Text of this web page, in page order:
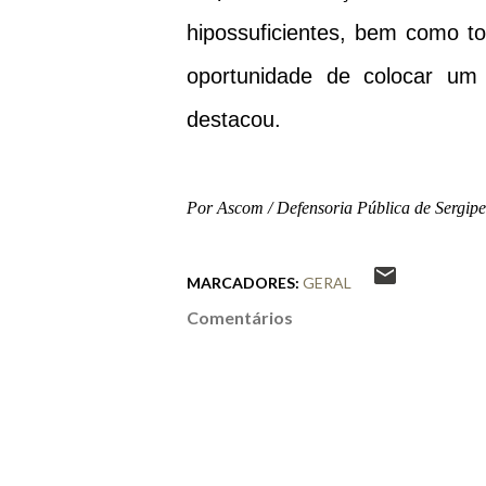
hipossuficientes, bem como
oportunidade de colocar
destacou.
Por Ascom / Defensoria Pública de Sergipe
MARCADORES: GERAL
Comentários